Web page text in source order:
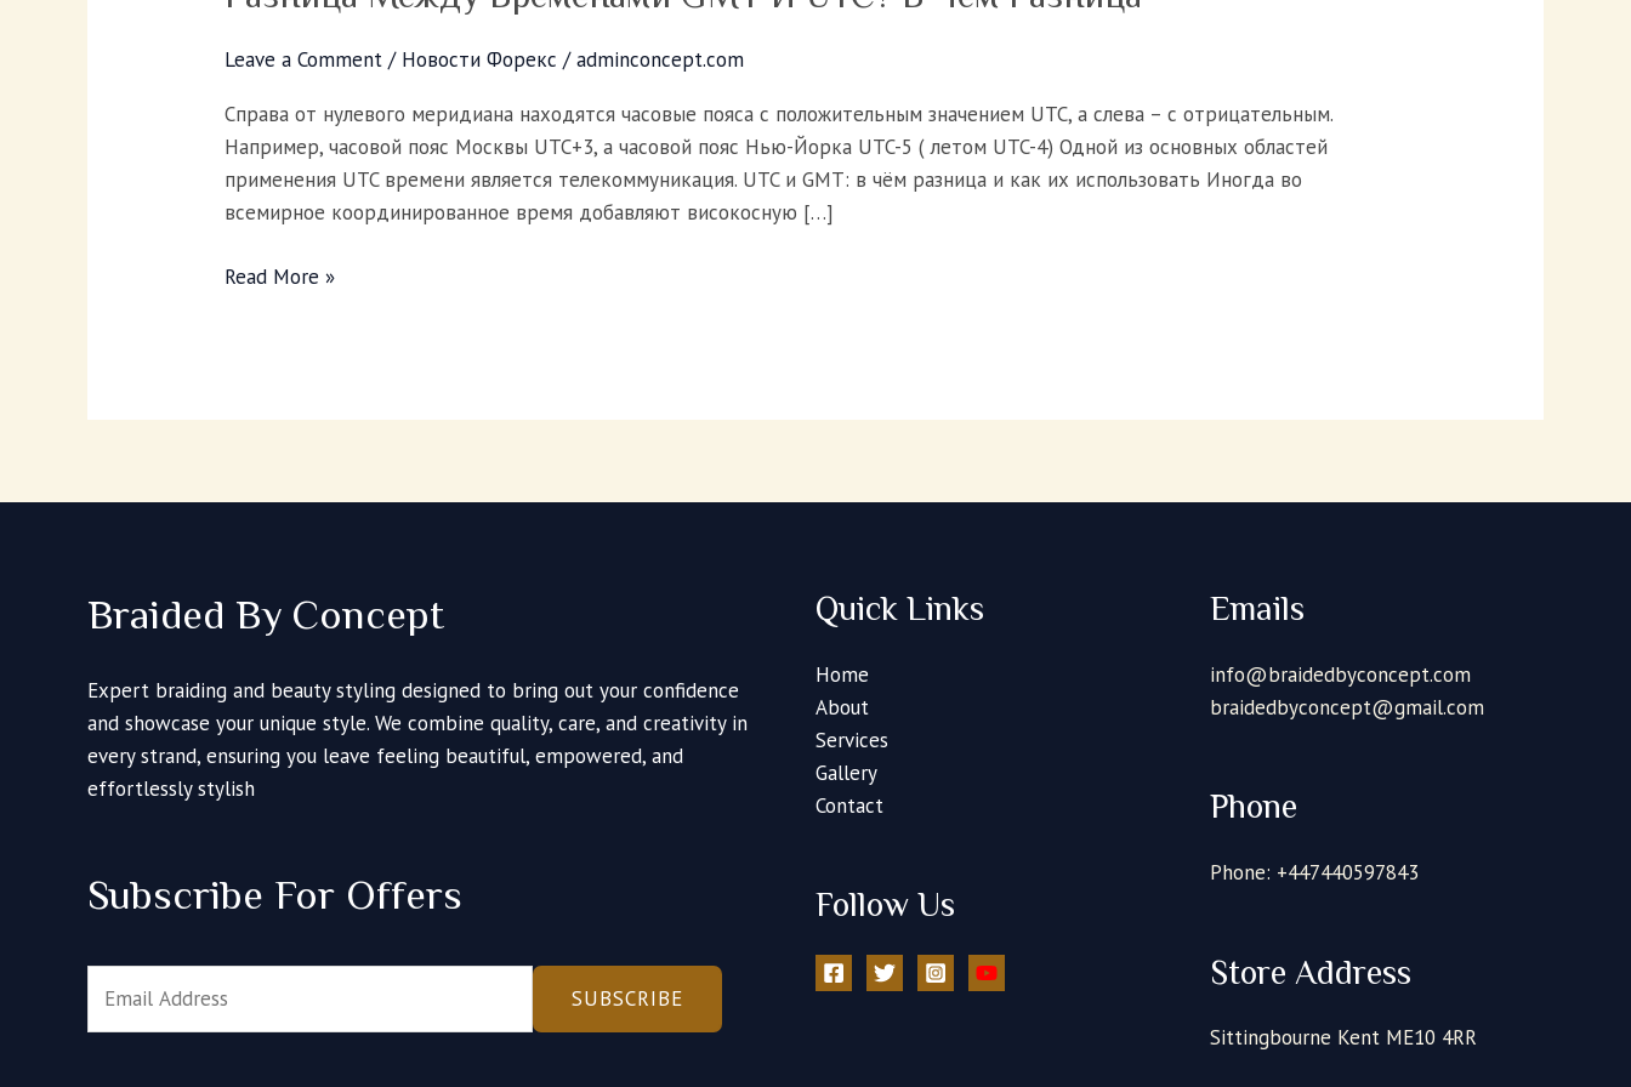
Leave a Comment / Новости Форекс /adminconcept.com
Справа от нулевого меридиана находятся часовые пояса с положительным значением UTC, а слева – с отрицательным.
Например, часовой пояс Москвы UTC+3, а часовой пояс Нью-Йорка UTC-5 ( летом UTC-4) Одной из основных областей
применения UTC времени является телекоммуникация. UTC и GMT: в чём разница и как их использовать Иногда во
всемирное координированное время добавляют високосную […]
временами
и
UTC?
В
чем
Read More »
Braided By Concept
Expert braiding and beauty styling designed to bring out your confidence
and showcase your unique style. We combine quality, care, and creativity in
every strand, ensuring you leave feeling beautiful, empowered, and
effortlessly stylish
Subscribe For Offers
SUBSCRIBE
Quick Links
Home
About
Services
Gallery
Contact
Follow Us
Emails
info@braidedbyconcept.com
braidedbyconcept@gmail.com
Phone
Phone: +447440597843
Store Address
Sittingbourne Kent ME10 4RR